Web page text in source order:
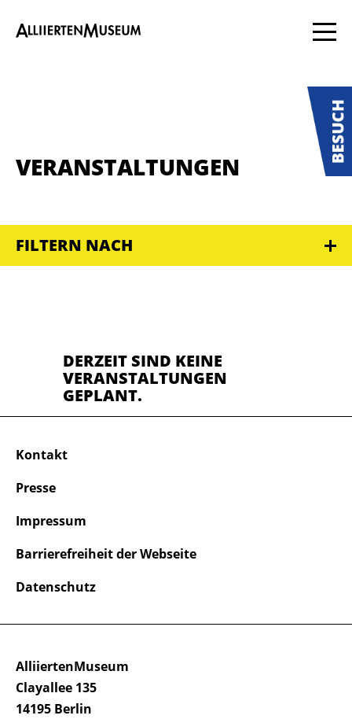
VERANSTALTUNGEN
FILTERN NACH
DERZEIT SIND KEINE
VERANSTALTUNGEN
GEPLANT.
AlliiertenMuseum
Clayallee 135
14195 Berlin
Kontakt
Presse
Impressum
Barrierefreiheit der Webseite
Datenschutz